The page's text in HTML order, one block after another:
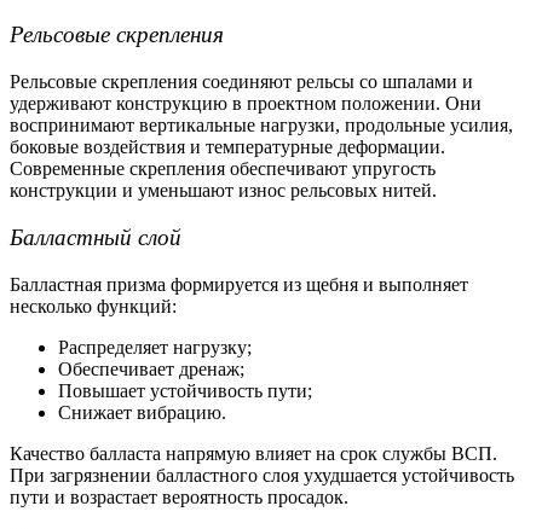
Рельсовые скрепления
Рельсовые скрепления соединяют рельсы со шпалами и
удерживают конструкцию в проектном положении. Они
воспринимают вертикальные нагрузки, продольные усилия,
боковые воздействия и температурные деформации.
Современные скрепления обеспечивают упругость
конструкции и уменьшают износ рельсовых нитей.
Балластный слой
Балластная призма формируется из щебня и выполняет
несколько функций:
Распределяет нагрузку;
Обеспечивает дренаж;
Повышает устойчивость пути;
Снижает вибрацию.
Качество балласта напрямую влияет на срок службы ВСП.
При загрязнении балластного слоя ухудшается устойчивость
пути и возрастает вероятность просадок.